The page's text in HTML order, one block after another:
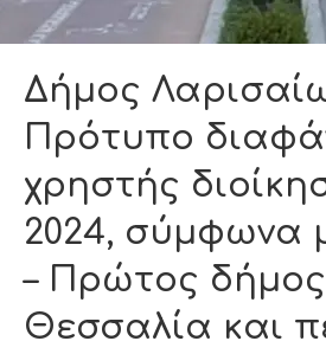
Δήμος
Πρότυπο
χρηστής
2024, σύμφωνα
– Πρώτος
Θεσσαλία και